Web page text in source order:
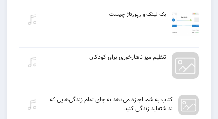
بک لینک و رپورتاژ چیست
تنظیم میز ناهارخوری برای کودکان
كتاب به شما اجازه می‌دهد به جای تمام زندگی‌هایی كه
نداشته‌اید زندگی كنید